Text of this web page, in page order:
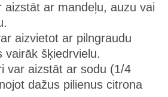
aizstāt ar mandeļu, auzu vai
aizvietot ar pilngraudu
vairāk šķiedrvielu.
var aizstāt ar sodu (1/4
dažus pilienus citrona